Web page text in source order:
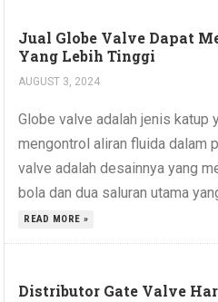
Jual Globe Valve Dapat
Yang Lebih Tinggi
AUGUST 3, 2024
Globe valve adalah jenis katup
mengontrol aliran fluida dalam
valve adalah desainnya yang
bola dan dua saluran utama
READ MORE »
Distributor Gate Valve